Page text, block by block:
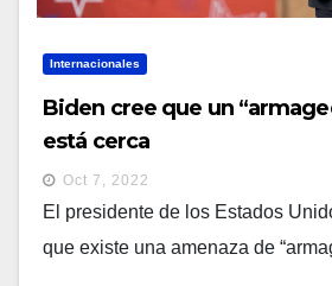
Internacionales
Biden cree que un
está cerca
Oct 7, 2022
El presidente de los Estados
que existe una amenaza de